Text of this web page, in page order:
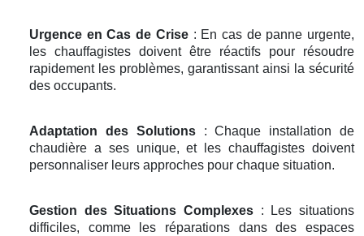
Urgence en Cas de Crise: En cas de panne urgente,
les chauffagistes doivent être réactifs pour résoudre
rapidement les problèmes, garantissant ainsi la sécurité
des occupants.
Adaptation des Solutions: Chaque installation de
chaudière a ses unique, et les chauffagistes doivent
personnaliser leurs approches pour chaque situation.
Gestion des Situations Complexes : Les situations
difficiles, comme les réparations dans des espaces